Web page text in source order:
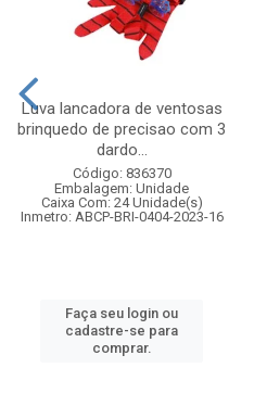
Luva lancadora de ventosas
brinquedo de precisao com 3
dardo...
Código: 836370
Embalagem: Unidade
Caixa Com: 24 Unidade(s)
Inmetro: ABCP-BRI-0404-2023-16
Faça seu login ou
cadastre-se para
comprar.